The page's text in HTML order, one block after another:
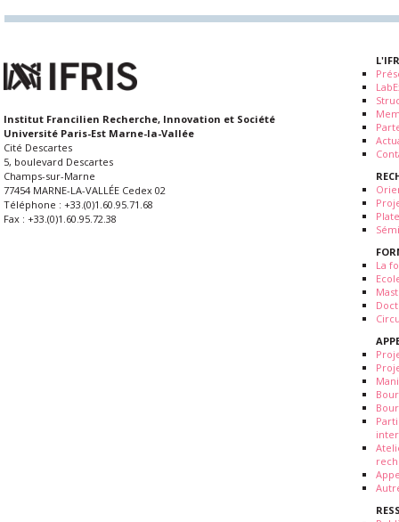
Institut Francilien Recherche, Innovation et Société
Université Paris-Est Marne-la-Vallée
Cité Descartes
5, boulevard Descartes
Champs-sur-Marne
77454 MARNE-LA-VALLÉE Cedex 02
Téléphone : +33.(0)1.60.95.71.68
Fax : +33.(0)1.60.95.72.38
La